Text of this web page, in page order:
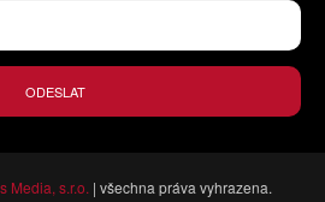
ODESLAT
Media, s.r.o. | všechna práva vyhrazena.